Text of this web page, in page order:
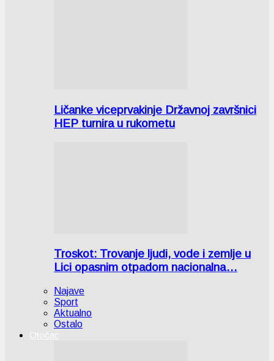
Ličanke viceprvakinje Državnoj završnici
HEP turnira u rukometu
Troskot: Trovanje ljudi, vode i zemlje u
Lici opasnim otpadom nacionalna…
Najave
Sport
Aktualno
Ostalo
Otočac